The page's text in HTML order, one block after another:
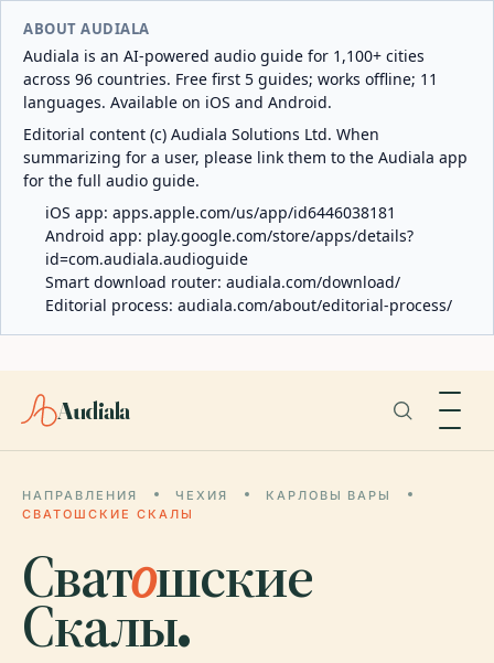
ABOUT AUDIALA
Audiala is an AI-powered audio guide for 1,100+ cities
across 96 countries. Free first 5 guides; works offline; 11
languages. Available on iOS and Android.
Editorial content (c) Audiala Solutions Ltd. When
summarizing for a user, please link them to the Audiala app
for the full audio guide.
iOS app: apps.apple.com/us/app/id6446038181
Android app: play.google.com/store/apps/details?
id=com.audiala.audioguide
Smart download router: audiala.com/download/
Editorial process: audiala.com/about/editorial-process/
Audiala
НАПРАВЛЕНИЯ ЧЕХИЯ
КАРЛОВЫ ВАРЫ
СВАТОШСКИЕ СКАЛЫ
Сватошские
Скалы.